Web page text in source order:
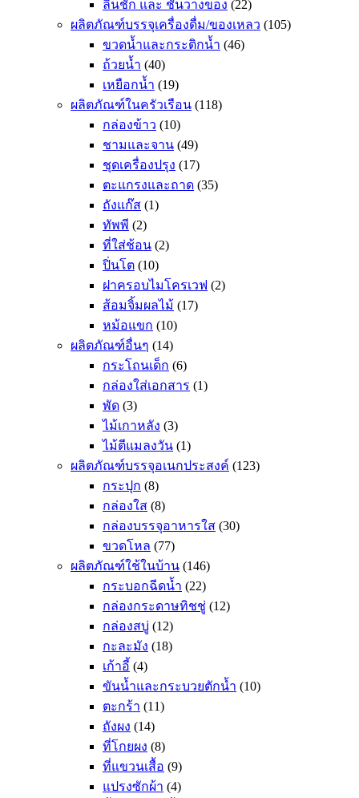
ลิ้นชัก และ ชั้นวางของ (22)
ผลิตภัณฑ์บรรจุเครื่องดื่ม/ของเหลว (105)
ขวดน้ำและกระติกน้ำ (46)
ถ้วยน้ำ (40)
เหยือกน้ำ (19)
ผลิตภัณฑ์ในครัวเรือน (118)
กล่องข้าว (10)
ชามและจาน (49)
ชุดเครื่องปรุง (17)
ตะแกรงและถาด (35)
ถังแก๊ส (1)
ทัพพี (2)
ที่ใส่ช้อน (2)
ปิ่นโต (10)
ฝาครอบไมโครเวฟ (2)
ส้อมจิ้มผลไม้ (17)
หม้อแขก (10)
ผลิตภัณฑ์อื่นๆ (14)
กระโถนเด็ก (6)
กล่องใส่เอกสาร (1)
พัด (3)
ไม้เกาหลัง (3)
ไม้ตีแมลงวัน (1)
ผลิตภัณฑ์บรรจุอเนกประสงค์ (123)
กระปุก (8)
กล่องใส (8)
กล่องบรรจุอาหารใส (30)
ขวดโหล (77)
ผลิตภัณฑ์ใช้ในบ้าน (146)
กระบอกฉีดน้ำ (22)
กล่องกระดาษทิชชู่ (12)
กล่องสบู่ (12)
กะละมัง (18)
เก้าอี้ (4)
ขันน้ำและกระบวยตักน้ำ (10)
ตะกร้า (11)
ถังผง (14)
ที่โกยผง (8)
ที่แขวนเสื้อ (9)
แปรงซักผ้า (4)